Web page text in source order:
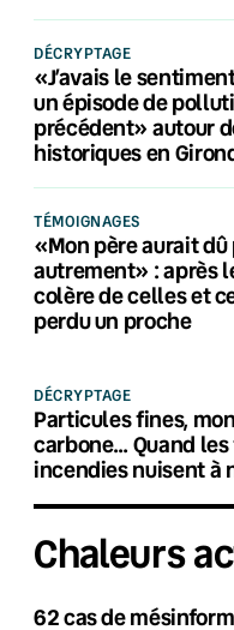
DÉCRYPTAGE
«J’avais le
un épisode de
précédent» autour
historiques en
TÉMOIGNAGES
«Mon père aurait
autrement» : après
colère de celles et
perdu un proche
DÉCRYPTAGE
Particules fines,
carbone… Quand
incendies nuisent à
Chaleurs
62 cas de